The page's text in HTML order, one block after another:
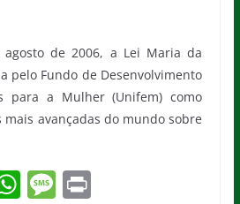
de 2006, a Lei Maria da
pelo Fundo de Desenvolvimento
para a Mulher (Unifem) como
mais avançadas do mundo sobre
W M Pr